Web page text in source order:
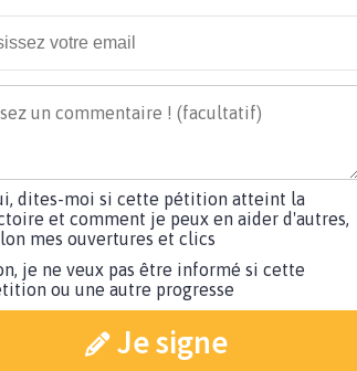
dites-moi si cette pétition atteint la
et comment je peux en aider d'autres,
mes ouvertures et clics
je ne veux pas être informé si cette
ou une autre progresse
Je signe